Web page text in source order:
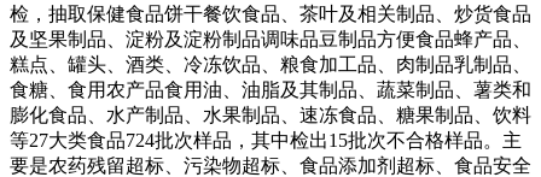
检，抽取保健食品饼干餐饮食品、茶叶及相关制品、炒货食品
及坚果制品、淀粉及淀粉制品调味品豆制品方便食品蜂产品、
糕点、罐头、酒类、冷冻饮品、粮食加工品、肉制品乳制品、
食糖、食用农产品食用油、油脂及其制品、蔬菜制品、薯类和
膨化食品、水产制品、水果制品、速冻食品、糖果制品、饮料
等27大类食品724批次样品，其中检出15批次不合格样品。主
要是农药残留超标、污染物超标、食品添加剂超标、食品安全